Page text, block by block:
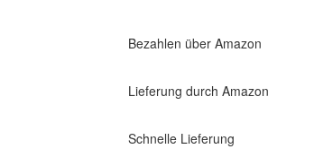
Bezahlen über Amazon
Lieferung durch Amazon
Schnelle Lieferung